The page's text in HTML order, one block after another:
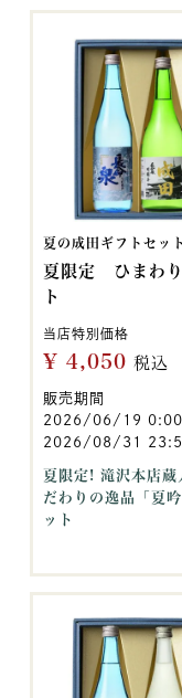
夏の成田ギフトセット
夏限定 ひまわり
ト
当店特別価格
¥ 4,050 税込
販売期間
2026/06/19 0:00
2026/08/31
夏限定! 滝沢本店蔵
だわりの逸品「夏
ット